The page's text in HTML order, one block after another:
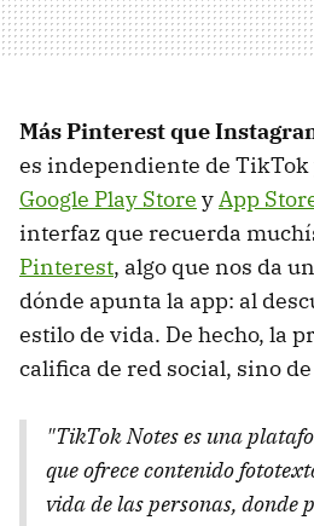
Más Pinterest que
es independiente de TikTok
Google Play Store yApp
interfaz que recuerda
Pinterest, algo que nos da
dónde apunta la app: al
estilo de vida. De hecho, la
califica de red social, sino
"TikTok Notes es una
que ofrece contenido
vida de las personas, donde